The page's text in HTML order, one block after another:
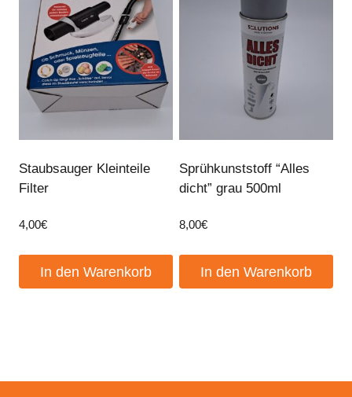
Staubsauger Kleinteile
Filter
4,00€
In den Warenkorb
Sprühkunststoff “Alles
dicht” grau 500ml
8,00€
In den Warenkorb